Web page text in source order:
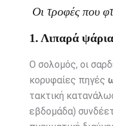
Οι τροφές που
1. Λιπαρά ψάρια
Ο σολομός, οι
κορυφαίες πηγές
τακτική
εβδομάδα)